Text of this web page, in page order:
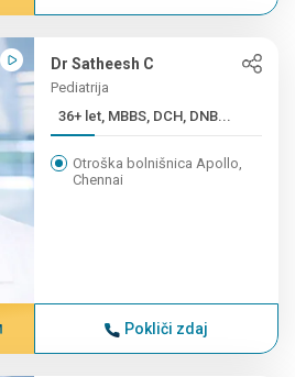
Dr Satheesh C
Pediatrija
36+ let, MBBS, DCH, DNB...
Otroška bolnišnica Apollo,
Chennai
Pokliči zdaj